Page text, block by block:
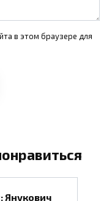
в этом браузере для
Янукович